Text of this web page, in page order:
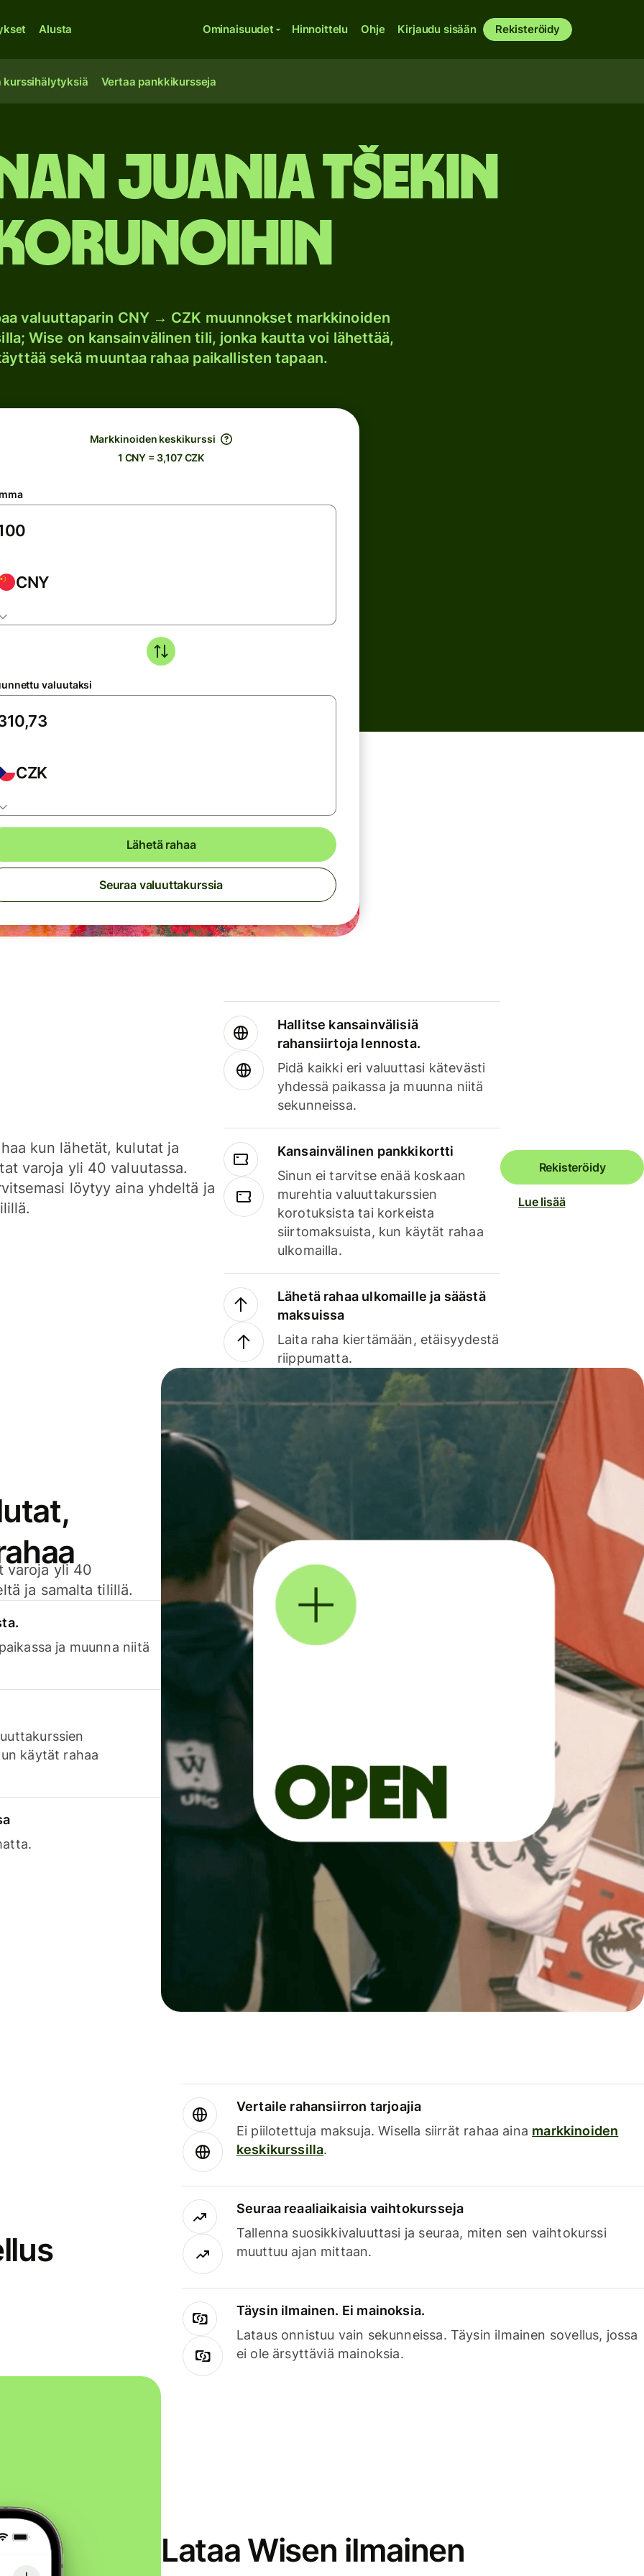
Alusta Ominaisuudet Hinnoittelu Ohje Kirjaudu sisään Rekisteröidy
kurssihälytyksiä Vertaa pankkikursseja
juania Tšekin
valuuttaparin CNY → CZK muunnokset markkinoiden
Wise on kansainvälinen tili, jonka kautta voi lähettää,
sekä muuntaa rahaa paikallisten tapaan.
Markkinoiden keskikurssi
1 CNY = 3,107 CZK
CNY
valuutaksi
CZK
Lähetä rahaa
Seuraa valuuttakurssia
kun lähetät, kulutat ja
varoja yli 40 valuutassa.
löytyy aina yhdeltä ja
Hallitse kansainvälisiä
rahansiirtoja lennosta.
Pidä kaikki eri valuuttasi kätevästi
yhdessä paikassa ja muunna niitä
sekunneissa.
Kansainvälinen pankkikortti
Sinun ei tarvitse enää koskaan
murehtia valuuttakurssien
korotuksista tai korkeista
siirtomaksuista, kun käytät rahaa
ulkomailla.
Lähetä rahaa ulkomaille ja säästä
maksuissa
Laita raha kiertämään, etäisyydestä
riippumatta.
Rekisteröidy
Lue lisää
varoja yli 40
ja samalta tilillä.
ja muunna niitä
käytät rahaa
Vertaile rahansiirron tarjoajia
Ei piilotettuja maksuja. Wisella siirrät rahaa aina markkinoiden
keskikurssilla.
Seuraa reaaliaikaisia vaihtokursseja
Tallenna suosikkivaluuttasi ja seuraa, miten sen vaihtokurssi
muuttuu ajan mittaan.
Täysin ilmainen. Ei mainoksia.
Lataus onnistuu vain sekunneissa. Täysin ilmainen sovellus, jossa
ei ole ärsyttäviä mainoksia.
Lataa Wisen ilmainen